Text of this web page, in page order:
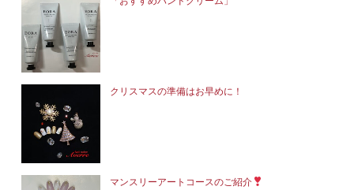
クリスマスの準備はお早めに！
マンスリーアートコースのご紹介